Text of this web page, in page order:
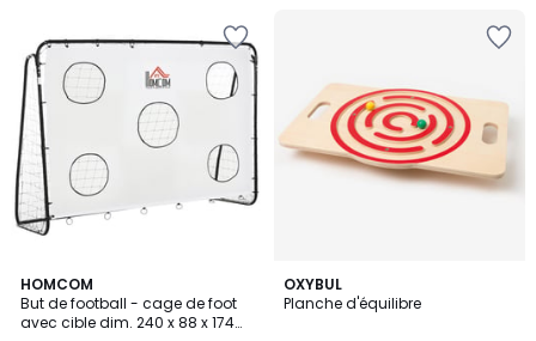
HOMCOM
But de football - cage de foot
avec cible dim. 240 x 88 x 174
OXYBUL
Planche d'équilibre